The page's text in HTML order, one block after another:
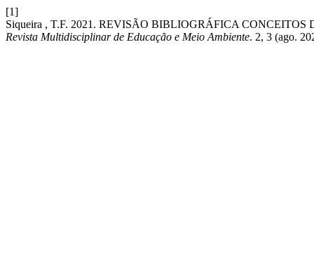
[1]
Siqueira , T.F. 2021. REVISÃO BIBLIOGRÁFICA
Revista Multidisciplinar de Educação e Meio Ambiente. 2, 3 (ago.